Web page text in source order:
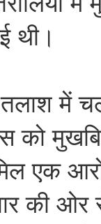
थी।
तलाश में
को
एक
की ओर